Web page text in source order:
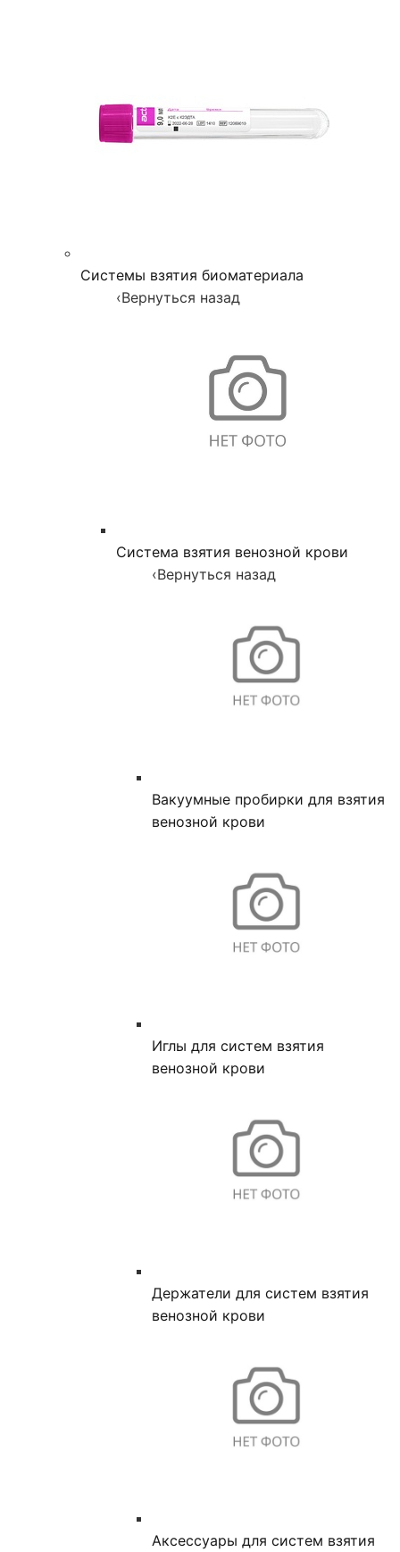
Системы взятия биоматериала
‹Вернуться назад
Система взятия венозной крови
‹Вернуться назад
Вакуумные пробирки для взятия
венозной крови
Иглы для систем взятия
венозной крови
Держатели для систем взятия
венозной крови
Аксессуары для систем взятия